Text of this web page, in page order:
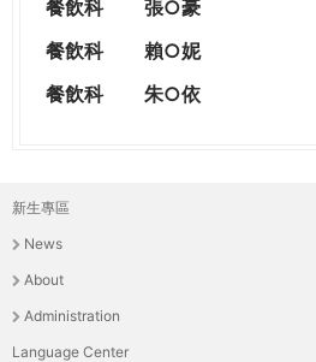
餐飲科 張○豪
餐飲科
賴○妮
餐飲科
朱○依
主
選
單
新生專區
News
About
Administration
Language Center